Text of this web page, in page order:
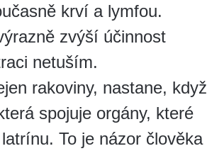
krví a lymfou.
zvýší účinnost
netuším.
rakoviny, nastane, když
spojuje orgány, které
To je názor člověka